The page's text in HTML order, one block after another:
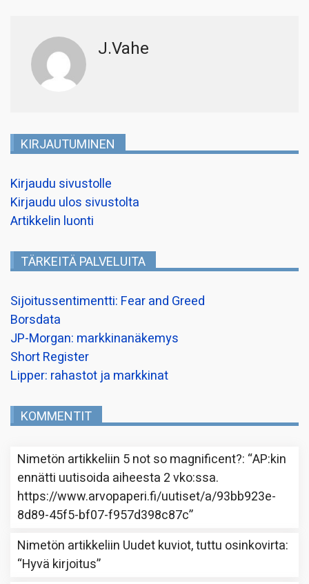
J.Vahe
KIRJAUTUMINEN
Kirjaudu sivustolle
Kirjaudu ulos sivustolta
Artikkelin luonti
TÄRKEITÄ PALVELUITA
Sijoitussentimentti: Fear and Greed
Borsdata
JP-Morgan: markkinanäkemys
Short Register
Lipper: rahastot ja markkinat
KOMMENTIT
Nimetön artikkeliin 5 not so magnificent?: “AP:kin
ennätti uutisoida aiheesta 2 vko:ssa.
https://www.arvopaperi.fi/uutiset/a/93bb923e-
8d89-45f5-bf07-f957d398c87c”
Nimetön artikkeliin Uudet kuviot, tuttu osinkovirta:
“Hyvä kirjoitus”